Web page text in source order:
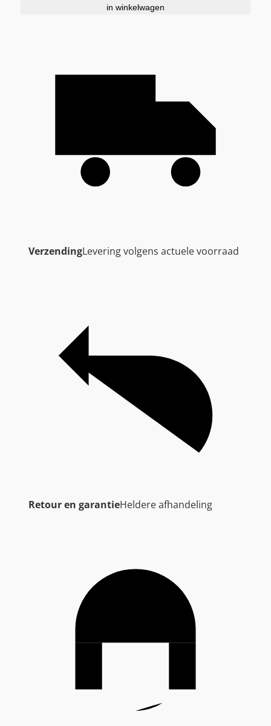
in winkelwagen
VerzendingLevering volgens actuele voorraad
Retour en garantieHeldere afhandeling